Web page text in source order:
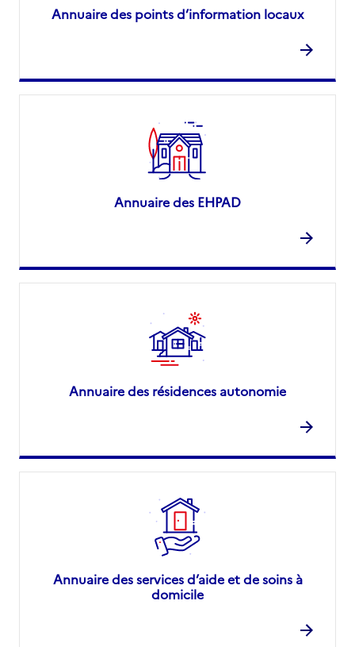
Annuaire des points d’information locaux
Annuaire des EHPAD
Annuaire des résidences autonomie
Annuaire des services d’aide et de soins à
domicile